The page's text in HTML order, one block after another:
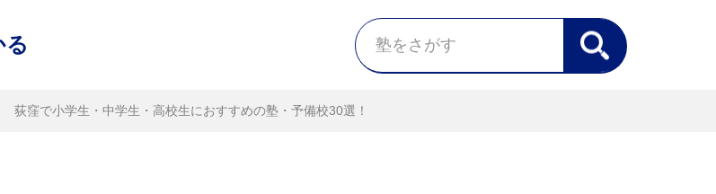
荻窪で小学生・中学生・高校生におすすめの塾・予備校30選！